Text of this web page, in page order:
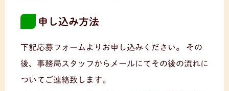
申し込み方法
下記応募フォームよりお申し込みください。
その
後、事務局スタッフからメールにてその後の流れに
ついてご連絡致します。